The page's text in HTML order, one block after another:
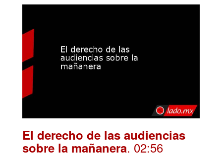
El derecho de las audiencias
sobre la mañanera. 02:56